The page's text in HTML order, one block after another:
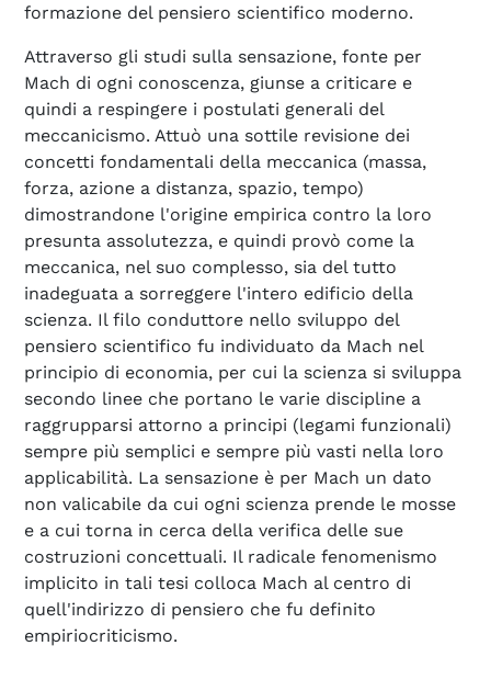
formazione del pensiero scientifico moderno.
Attraverso gli studi sulla sensazione, fonte per
Mach di ogni conoscenza, giunse a criticare e
quindi a respingere i postulati generali del
meccanicismo. Attuò una sottile revisione dei
concetti fondamentali della meccanica (massa,
forza, azione a distanza, spazio, tempo)
dimostrandone l'origine empirica contro la loro
presunta assolutezza, e quindi provò come la
meccanica, nel suo complesso, sia del tutto
inadeguata a sorreggere l'intero edificio della
scienza. Il filo conduttore nello sviluppo del
pensiero scientifico fu individuato da Mach nel
principio di economia, per cui la scienza si sviluppa
secondo linee che portano le varie discipline a
raggrupparsi attorno a principi (legami funzionali)
sempre più semplici e sempre più vasti nella loro
applicabilità. La sensazione è per Mach un dato
non valicabile da cui ogni scienza prende le mosse
e a cui torna in cerca della verifica delle sue
costruzioni concettuali. Il radicale fenomenismo
implicito in tali tesi colloca Mach al centro di
quell'indirizzo di pensiero che fu definito
empiriocriticismo.